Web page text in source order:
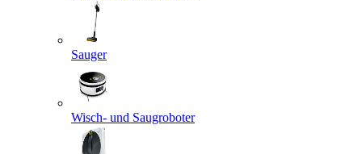
Sauger
Wisch- und Saugroboter